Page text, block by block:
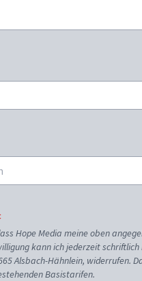
Hope Media meine oben
kann ich jederzeit
Alsbach-Hähnlein,
Basistarifen.